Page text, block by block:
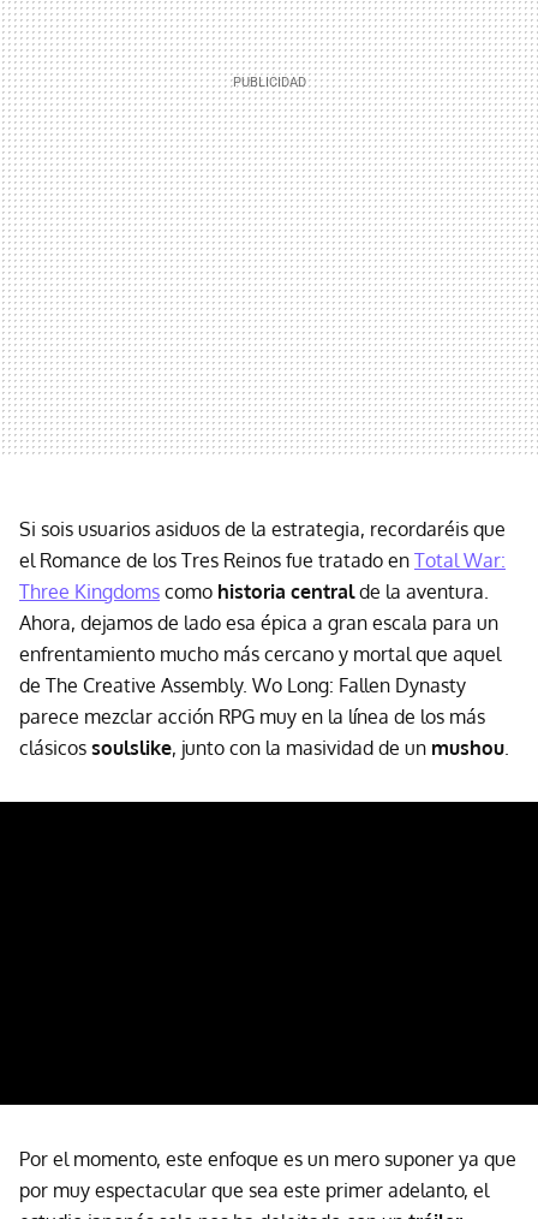
Si sois usuarios asiduos de la estrategia, recordaréis que
el Romance de los Tres Reinos fue tratado en Total War:
Three Kingdoms como historia centralde la aventura.
Ahora, dejamos de lado esa épica a gran escala para un
enfrentamiento mucho más cercano y mortal que aquel
de The Creative Assembly. Wo Long: Fallen Dynasty
parece mezclar acción RPG muy en la línea de los más
clásicos soulslike, junto con la masividad de un mushou
Por el momento, este enfoque es un mero suponer ya que
por muy espectacular que sea este primer adelanto, el